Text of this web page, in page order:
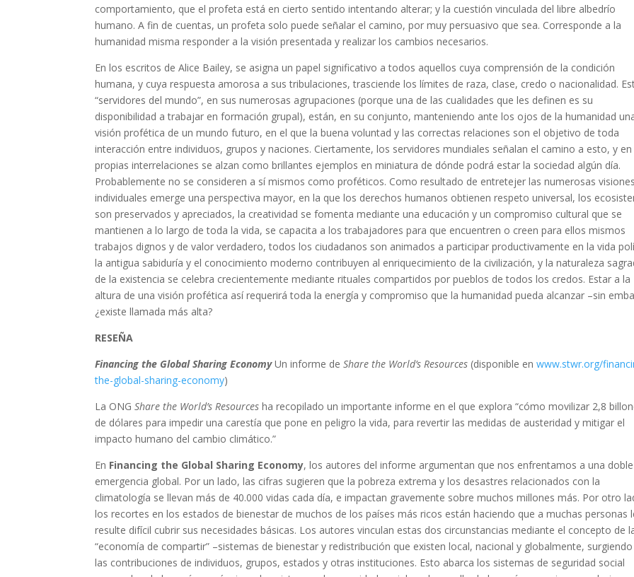
comportamiento, que el profeta está en cierto sentido intentando alterar; y la cuestión vinculada del libre albedrío
humano. A fin de cuentas, un profeta solo puede señalar el camino, por muy persuasivo que sea. Corresponde a la
humanidad misma responder a la visión presentada y realizar los cambios necesarios.
En los escritos de Alice Bailey, se asigna un papel significativo a todos aquellos cuya comprensión de la condición
humana, y cuya respuesta amorosa a sus tribulaciones, trasciende los límites de raza, clase, credo o nacionalidad.
“servidores del mundo”, en sus numerosas agrupaciones (porque una de las cualidades que les definen es su
disponibilidad a trabajar en formación grupal), están, en su conjunto, manteniendo ante los ojos de la humanidad
visión profética de un mundo futuro, en el que la buena voluntad y las correctas relaciones son el objetivo de toda
interacción entre individuos, grupos y naciones. Ciertamente, los servidores mundiales señalan el camino a esto, y en
propias interrelaciones se alzan como brillantes ejemplos en miniatura de dónde podrá estar la sociedad algún día.
Probablemente no se consideren a sí mismos como proféticos. Como resultado de entretejer las numerosas visiones
individuales emerge una perspectiva mayor, en la que los derechos humanos obtienen respeto universal, los
son preservados y apreciados, la creatividad se fomenta mediante una educación y un compromiso cultural que se
mantienen a lo largo de toda la vida, se capacita a los trabajadores para que encuentren o creen para ellos mismos
trabajos dignos y de valor verdadero, todos los ciudadanos son animados a participar productivamente en la vida
la antigua sabiduría y el conocimiento moderno contribuyen al enriquecimiento de la civilización, y la naturaleza
de la existencia se celebra crecientemente mediante rituales compartidos por pueblos de todos los credos. Estar a la
altura de una visión profética así requerirá toda la energía y compromiso que la humanidad pueda alcanzar –sin
¿existe llamada más alta?
RESEÑA
Financing the Global Sharing EconomyUn informe deShare the World’s Resources (disponible enwww.stwr.org/
the-global-sharing-economy)
La ONGShare the World’s Resources ha recopilado un importante informe en el que explora “cómo movilizar 2,8
de dólares para impedir una carestía que pone en peligro la vida, para revertir las medidas de austeridad y mitigar el
impacto humano del cambio climático.”
En Financing the Global Sharing Economy, los autores del informe argumentan que nos enfrentamos a una doble
emergencia global. Por un lado, las cifras sugieren que la pobreza extrema y los desastres relacionados con la
climatología se llevan más de 40.000 vidas cada día, e impactan gravemente sobre muchos millones más. Por otro
los recortes en los estados de bienestar de muchos de los países más ricos están haciendo que a muchas personas
resulte difícil cubrir sus necesidades básicas. Los autores vinculan estas dos circunstancias mediante el concepto de
“economía de compartir” –sistemas de bienestar y redistribución que existen local, nacional y globalmente,
las contribuciones de individuos, grupos, estados y otras instituciones. Esto abarca los sistemas de seguridad social